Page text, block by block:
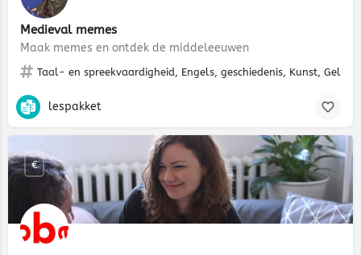
Medieval memes
Maak memes en ontdek de middeleeuwen
Taal- en spreekvaardigheid, Engels, geschiedenis, Kunst,
lespakket
€